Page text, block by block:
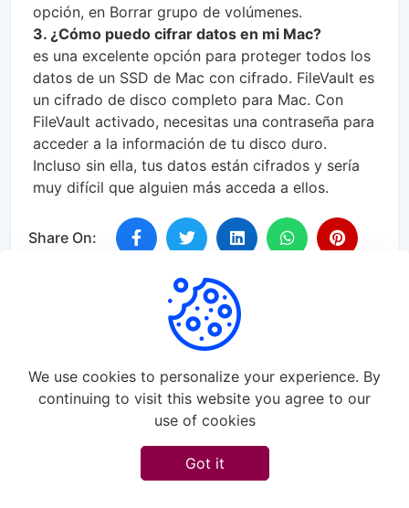
opción, en Borrar grupo de volúmenes.
3. ¿Cómo puedo cifrar datos en mi Mac?
es una excelente opción para proteger todos los
datos de un SSD de Mac con cifrado. FileVault es
un cifrado de disco completo para Mac. Con
FileVault activado, necesitas una contraseña para
acceder a la información de tu disco duro.
Incluso sin ella, tus datos están cifrados y sería
muy difícil que alguien más acceda a ellos.
Share On:
Comments (0)
No comments available
Login or create account to leave comments
We use cookies to personalize your experience. By
continuing to visit this website you agree to our
use of cookies
Got it